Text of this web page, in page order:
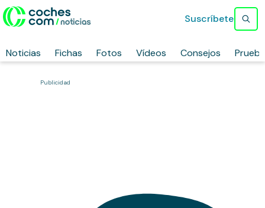
Noticias Fichas Fotos Vídeos Consejos
Suscríbete
Publicidad